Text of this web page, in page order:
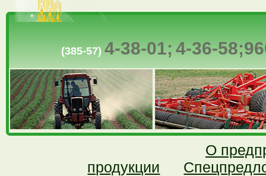
(385-57) 4-38-01;4-36-58;
О
продукции